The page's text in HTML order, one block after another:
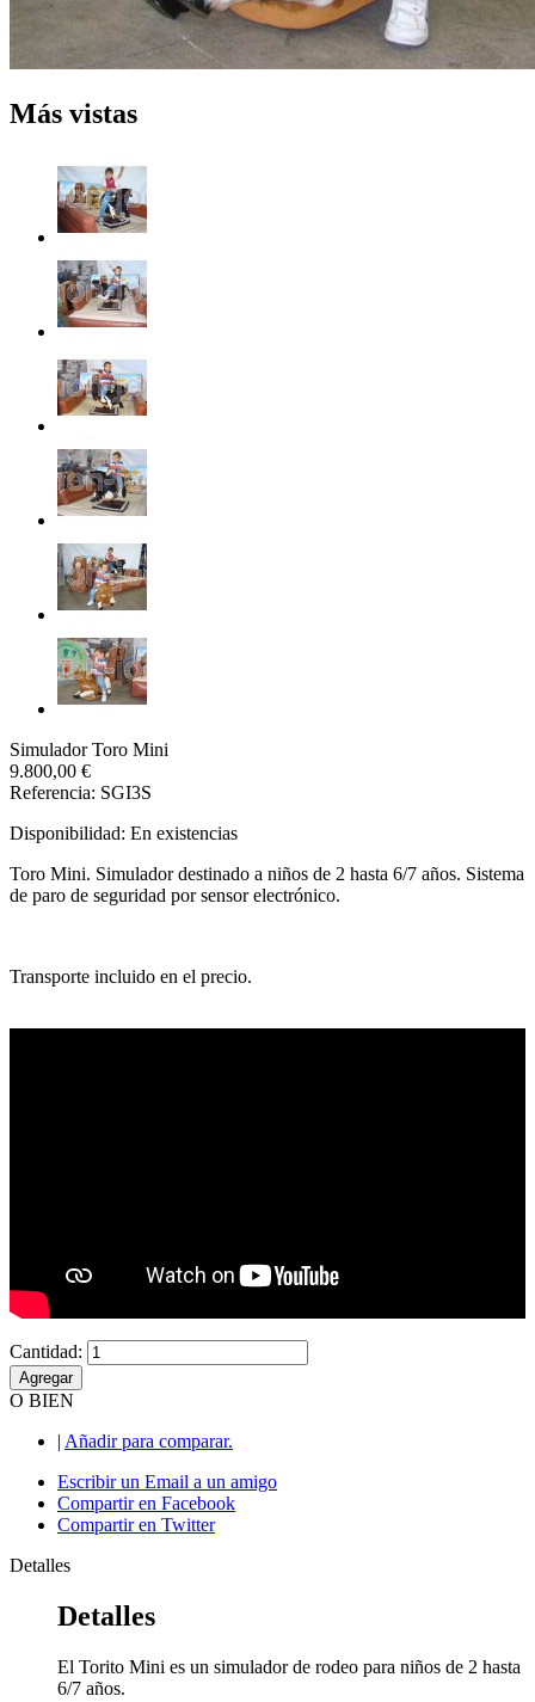
Más vistas
Simulador Toro Mini
9.800,00 €
Referencia: SGI3S
Disponibilidad: En existencias
Toro Mini. Simulador destinado a niños de 2 hasta 6/7 años. Sistema
de paro de seguridad por sensor electrónico.
Transporte incluido en el precio.
Cantidad:
Agregar
O BIEN
| Añadir para comparar.
Escribir un Email a un amigo
Compartir en Facebook
Compartir en Twitter
Detalles
Detalles
El Torito Mini es un simulador de rodeo para niños de 2 hasta
6/7 años.